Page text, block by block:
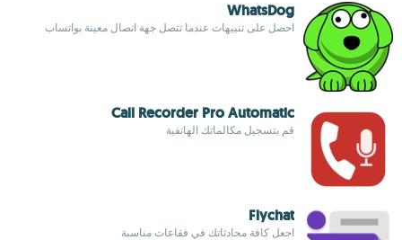
WhatsDog
احصل على تنبيهات عندما تتصل جهة اتصال معينة بواتساب
Call Recorder Pro Automatic
قم بتسجيل مكالماتك الهاتفية
Flychat
اجعل كافة محادثاتك في فقاعات مناسبة